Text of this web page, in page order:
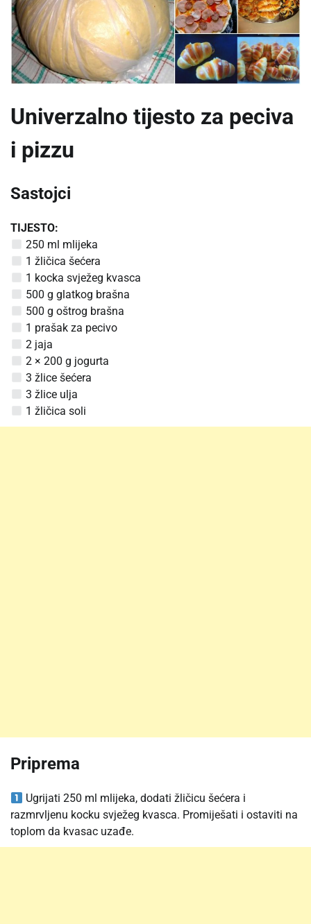
Univerzalno tijesto za peciva
i pizzu
Sastojci
TIJESTO:
250 ml mlijeka
1 žličica šećera
1 kocka svježeg kvasca
500 g glatkog brašna
500 g oštrog brašna
1 prašak za pecivo
2 jaja
2 × 200 g jogurta
3 žlice šećera
3 žlice ulja
1 žličica soli
Priprema
Ugrijati 250 ml mlijeka, dodati žličicu šećera i
razmrvljenu kocku svježeg kvasca. Promiješati i ostaviti na
toplom da kvasac uzađe.